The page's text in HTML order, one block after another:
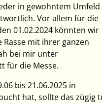
in gewohntem Umfeld
Vor allem für die
01.02.2024 könnten wir
mit ihrer ganzen
bei mir unter
für die Messe.
bis 21.06.2025 in
hat, sollte das zügig